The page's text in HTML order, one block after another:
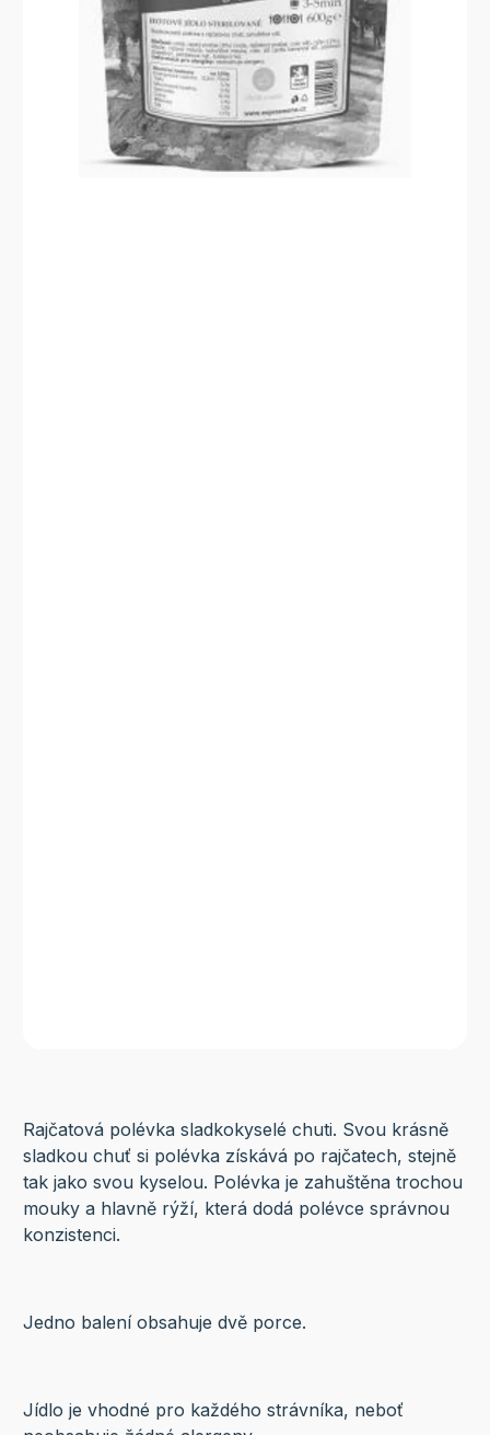
Rajčatová polévka sladkokyselé chuti. Svou krásně
sladkou chuť si polévka získává po rajčatech, stejně
tak jako svou kyselou. Polévka je zahuštěna trochou
mouky a hlavně rýží, která dodá polévce správnou
konzistenci.
Jedno balení obsahuje dvě porce.
Jídlo je vhodné pro každého strávníka, neboť